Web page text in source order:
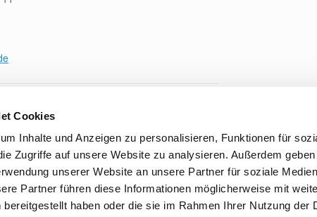
Cookies
Inhalte und Anzeigen zu personalisieren, Funktionen für
Zugriffe auf unsere Website zu analysieren. Außerdem
unserer Website an unsere Partner für soziale
Partner führen diese Informationen möglicherweise mit
haben oder die sie im Rahmen Ihrer Nutzung der
© 2026 by Bridge-Club Hamburg-West e.V. Datenschutzerklärung Theme by